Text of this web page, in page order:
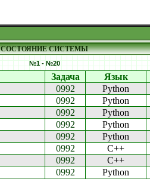
СОСТОЯНИЕ СИСТЕМЫ
№1 - №20
Задача Язык
0992 Python
0992 Python
0992 Python
0992 Python
0992 Python
0992 C++
0992 C++
0992 Python